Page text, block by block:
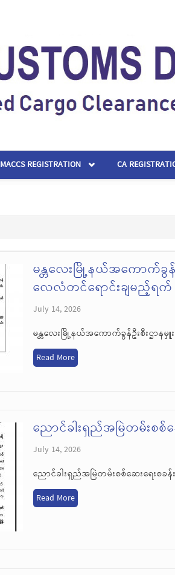
MACCS REGISTRATION CA
မန္တလေးမြို့နယ်အကောက်ခွန်
လေလံတင်ရောင်းချမည့်ရက် က
July 14, 2026
မန္တလေးမြို့နယ်အကောက်ခွန်ဦးစီးဌာနမှူ
Read More
ညောင်ခါးရှည်အမြဲတမ်းစစ်
July 14, 2026
ညောင်ခါးရှည်အမြဲတမ်းစစ်ဆေးရေးစခ
Read More